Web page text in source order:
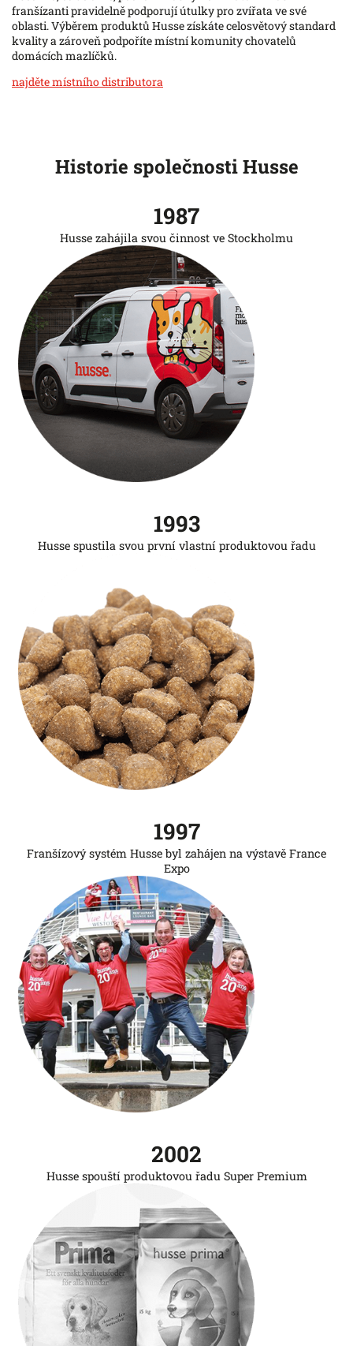
franšízanti pravidelně podporují útulky pro zvířata ve své
oblasti. Výběrem produktů Husse získáte celosvětový standard
kvality a zároveň podpoříte místní komunity chovatelů
domácích mazlíčků.
najděte místního distributora
Historie společnosti Husse
1987
Husse zahájila svou činnost ve Stockholmu
1993
Husse spustila svou první vlastní produktovou řadu
1997
Franšízový systém Husse byl zahájen na výstavě France
Expo
2002
Husse spouští produktovou řadu Super Premium